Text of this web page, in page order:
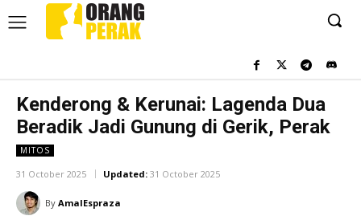
Kenderong & Kerunai: Lagenda Dua
Beradik Jadi Gunung di Gerik, Perak
MITOS
31 October 2025 Updated: 31 October 2025
By AmalEspraza